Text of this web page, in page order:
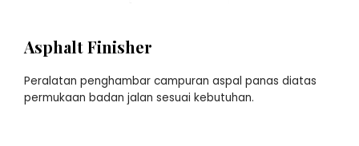
Asphalt Finisher
Peralatan penghambar campuran aspal panas diatas
permukaan badan jalan sesuai kebutuhan.